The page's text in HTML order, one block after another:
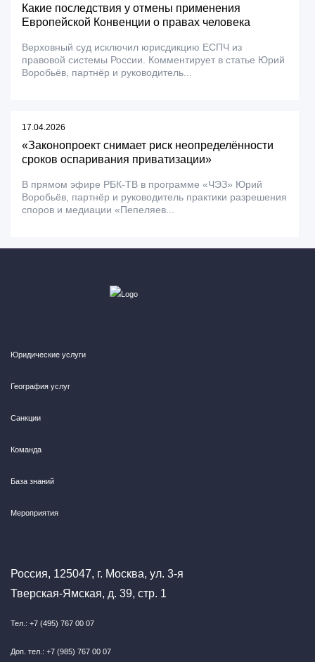
Какие последствия у отмены применения
Европейской Конвенции о правах человека
Верховный суд исключил юрисдикцию ЕСПЧ из
правовой системы России. Комментирует в статье Юрий
Воробьёв, партнёр и руководитель...
17.04.2026
«Законопроект снимает риск неопределённости
сроков оспаривания приватизации»
В прямом эфире РБК-ТВ в программе «ЧЭЗ» Юрий
Воробьёв, партнёр и руководитель практики разрешения
споров и медиации «Пепеляев...
Юридические услуги
География услуг
Санкции
Команда
База знаний
Мероприятия
Россия, 125047, г. Москва, ул. 3-я
Тверская-Ямская, д. 39, стр. 1
Тел.: +7 (495) 767 00 07
Доп. тел.: +7 (985) 767 00 07